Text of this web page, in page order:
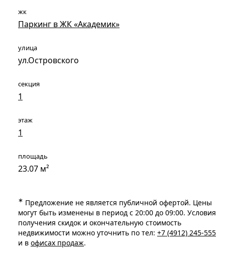
жк
Паркинг в ЖК «Академик»
улица
ул.Островского
секция
1
этаж
1
площадь
23.07 м²
∗ Предложение не является публичной офертой. Цены
могут быть изменены в период с 20:00 до 09:00. Условия
получения скидок и окончательную стоимость
недвижимости можно уточнить по тел: +7 (4912) 245-555
и в офисах продаж.